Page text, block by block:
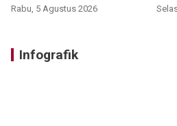
Rabu, 5 Agustus 2026
Infografik